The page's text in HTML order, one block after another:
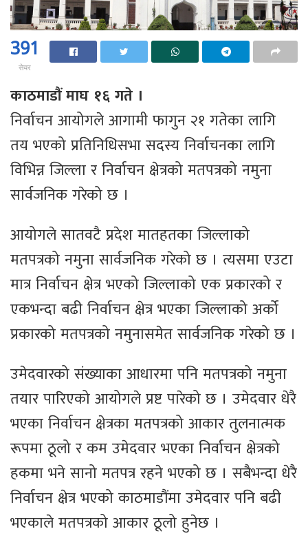
391
सेयर
काठमाडौं माघ १६ गते ।
निर्वाचन आयोगले आगामी फागुन २१ गतेका लागि
तय भएको प्रतिनिधिसभा सदस्य निर्वाचनका लागि
विभिन्न जिल्ला र निर्वाचन क्षेत्रको मतपत्रको नमुना
सार्वजनिक गरेको छ ।
आयोगले सातवटै प्रदेश मातहतका जिल्लाको
मतपत्रको नमुना सार्वजनिक गरेको छ । त्यसमा एउटा
मात्र निर्वाचन क्षेत्र भएको जिल्लाको एक प्रकारको र
एकभन्दा बढी निर्वाचन क्षेत्र भएका जिल्लाको अर्को
प्रकारको मतपत्रको नमुनासमेत सार्वजनिक गरेको छ ।
उमेदवारको संख्याका आधारमा पनि मतपत्रको नमुना
तयार पारिएको आयोगले प्रष्ट पारेको छ । उमेदवार धेरै
भएका निर्वाचन क्षेत्रका मतपत्रको आकार तुलनात्मक
रूपमा ठूलो र कम उमेदवार भएका निर्वाचन क्षेत्रको
हकमा भने सानो मतपत्र रहने भएको छ । सबैभन्दा धेरै
निर्वाचन क्षेत्र भएको काठमाडौंमा उमेदवार पनि बढी
भएकाले मतपत्रको आकार ठूलो हुनेछ ।